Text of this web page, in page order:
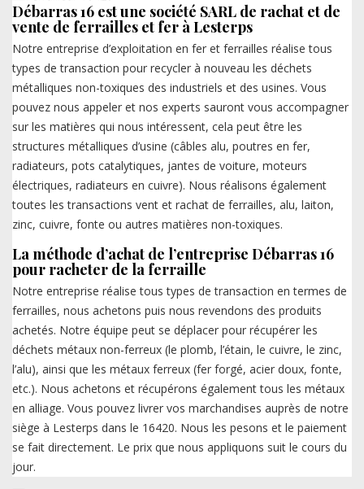
Débarras 16 est une société SARL de rachat et de
vente de ferrailles et fer à Lesterps
Notre entreprise d’exploitation en fer et ferrailles réalise tous
types de transaction pour recycler à nouveau les déchets
métalliques non-toxiques des industriels et des usines. Vous
pouvez nous appeler et nos experts sauront vous accompagner
sur les matières qui nous intéressent, cela peut être les
structures métalliques d’usine (câbles alu, poutres en fer,
radiateurs, pots catalytiques, jantes de voiture, moteurs
électriques, radiateurs en cuivre). Nous réalisons également
toutes les transactions vent et rachat de ferrailles, alu, laiton,
zinc, cuivre, fonte ou autres matières non-toxiques.
La méthode d’achat de l’entreprise Débarras 16
pour racheter de la ferraille
Notre entreprise réalise tous types de transaction en termes de
ferrailles, nous achetons puis nous revendons des produits
achetés. Notre équipe peut se déplacer pour récupérer les
déchets métaux non-ferreux (le plomb, l’étain, le cuivre, le zinc,
l’alu), ainsi que les métaux ferreux (fer forgé, acier doux, fonte,
etc.). Nous achetons et récupérons également tous les métaux
en alliage. Vous pouvez livrer vos marchandises auprès de notre
siège à Lesterps dans le 16420. Nous les pesons et le paiement
se fait directement. Le prix que nous appliquons suit le cours du
jour.